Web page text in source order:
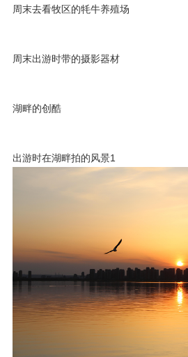
周末去看牧区的牦牛养殖场
周末出游时带的摄影器材
湖畔的创酷
出游时在湖畔拍的风景1